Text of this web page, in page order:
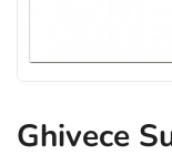
Ghivece